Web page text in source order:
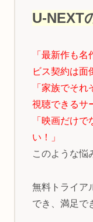
U-NEXT
「最新作も
ビス契約は面
「家族でそ
視聴できるサ
「映画だけ
い！」
このような悩
無料トライア
でき、満足で